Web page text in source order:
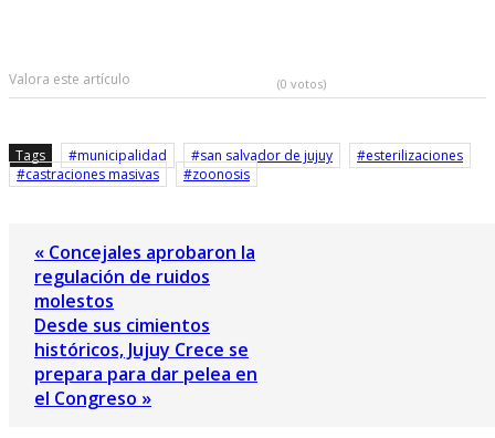
Valora este artículo (0 votos)
Tags municipalidad san salvador de jujuy
esterilizaciones
castraciones masivas
zoonosis
« Concejales aprobaron la
regulación de ruidos
molestos
Desde sus cimientos
históricos, Jujuy Crece se
prepara para dar pelea en
el Congreso »